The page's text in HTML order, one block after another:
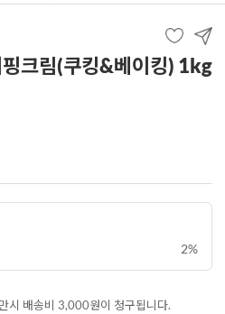
핑크림(쿠킹&베이킹) 1kg
2%
시 배송비 3,000원이 청구됩니다.